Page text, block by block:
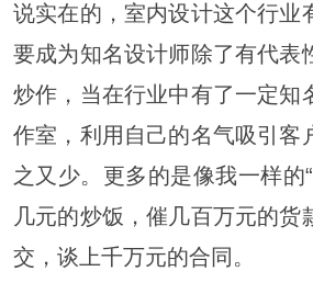
说实在的，室内设计这个行业
要成为知名设计师除了有代表
炒作，当在行业中有了一定知
作室，利用自己的名气吸引客
之又少。更多的是像我一样的
几元的炒饭，催几百万元的货
交，谈上千万元的合同。